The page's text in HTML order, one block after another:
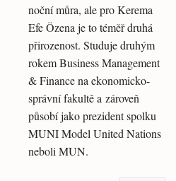
noční můra, ale pro Kerema
Efe Özena je to téměř druhá
přirozenost. Studuje druhým
rokem Business Management
& Finance na ekonomicko-
správní fakultě a zároveň
působí jako prezident spolku
MUNI Model United Nations
neboli MUN.